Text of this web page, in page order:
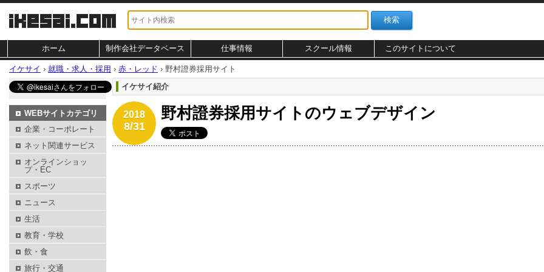
ホーム 制作会社データベース 仕事情報 スクール情報 このサイトについて
イケサイ › 就職・求人・採用 › 赤・レッド › 野村證券採用サイト
イケサイ紹介
2018
8/31
野村證券採用サイトのウェブデザイン
WEBサイトカテゴリ
企業・コーポレート
ネット関連サービス
オンラインショッ
プ・EC
スポーツ
ニュース
生活
教育・学校
飲・食
旅行・交通